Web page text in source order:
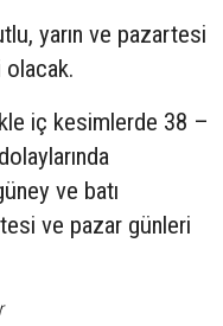
yarın ve pazartesi
iç kesimlerde 38 –
ve batı
ve pazar günleri